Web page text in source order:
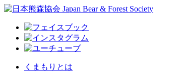
くまもりとは